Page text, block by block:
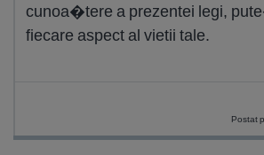
cunoa�tere a prezentei legi,
fiecare aspect al vietii tale.
Postat